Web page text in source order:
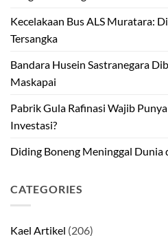
Kecelakaan Bus ALS Muratara:
Tersangka
Bandara Husein Sastranegara
Maskapai
Pabrik Gula Rafinasi Wajib
Investasi?
Diding Boneng Meninggal Dunia
CATEGORIES
Kael Artikel (206)